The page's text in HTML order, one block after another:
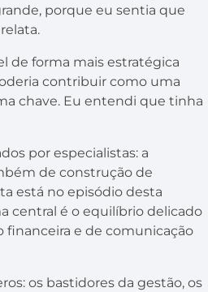
porque eu sentia que
de forma mais estratégica
contribuir como uma
chave. Eu entendi que tinha
por especialistas: a
de construção de
está no episódio desta
central é o equilíbrio delicado
financeira e de comunicação
os bastidores da gestão, os